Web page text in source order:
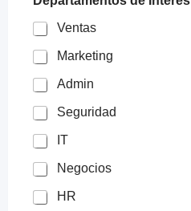
Ventas
Marketing
Admin
Seguridad
IT
Negocios
HR